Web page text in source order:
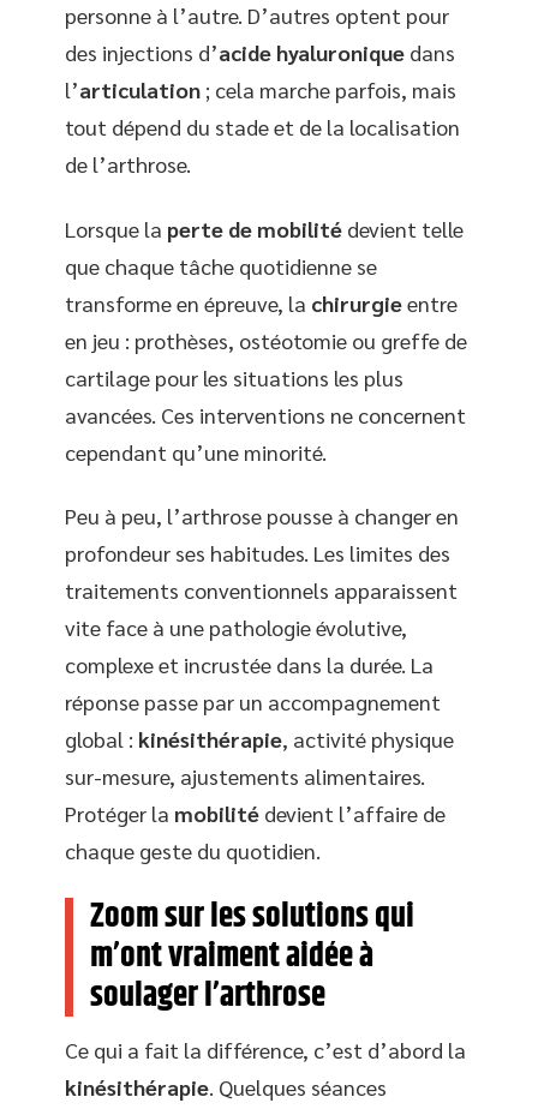
personne à l’autre. D’autres optent pour
des injections d’acide hyaluronique dans
l’articulation ; cela marche parfois, mais
tout dépend du stade et de la localisation
de l’arthrose.
Lorsque la perte de mobilité devient telle
que chaque tâche quotidienne se
transforme en épreuve, la chirurgieentre
en jeu : prothèses, ostéotomie ou greffe de
cartilage pour les situations les plus
avancées. Ces interventions ne concernent
cependant qu’une minorité.
Peu à peu, l’arthrose pousse à changer en
profondeur ses habitudes. Les limites des
traitements conventionnels apparaissent
vite face à une pathologie évolutive,
complexe et incrustée dans la durée. La
réponse passe par un accompagnement
global : kinésithérapie, activité physique
sur-mesure, ajustements alimentaires.
Protéger la mobilité devient l’affaire de
chaque geste du quotidien.
Zoom sur les solutions qui
m’ont vraiment aidée à
soulager l’arthrose
Ce qui a fait la différence, c’est d’abord la
kinésithérapie. Quelques séances